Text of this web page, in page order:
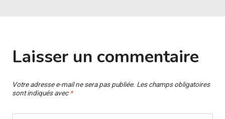
Laisser un commentaire
Votre adresse e-mail ne sera pas publiée. Les champs obligatoires
sont indiqués avec *